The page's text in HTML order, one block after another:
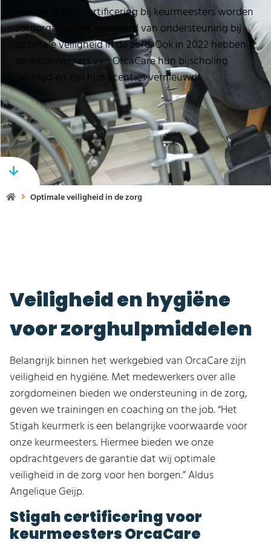
Met de Stigah certificering bij keurmeesters worden
zorgorganisaties verzekerd van ondersteuning bij
optimale veiligheid in de zorg. Ook in 2022 hebben
de medewerkers van OrcaCare hun bijscholing
gevolgd en zijn hun licenties vernieuwd.
Optimale veiligheid in de zorg
Veiligheid en hygiëne
voor zorghulpmiddelen
Belangrijk binnen het werkgebied van OrcaCare zijn
veiligheid en hygiëne. Met medewerkers over alle
zorgdomeinen bieden we ondersteuning in de zorg,
geven we trainingen en coaching on the job. “Het
Stigah keurmerk is een belangrijke voorwaarde voor
onze keurmeesters. Hiermee bieden we onze
opdrachtgevers de garantie dat wij optimale
veiligheid in de zorg voor hen borgen.” Aldus
Angelique Geijp.
Stigah certificering voor
keurmeesters OrcaCare